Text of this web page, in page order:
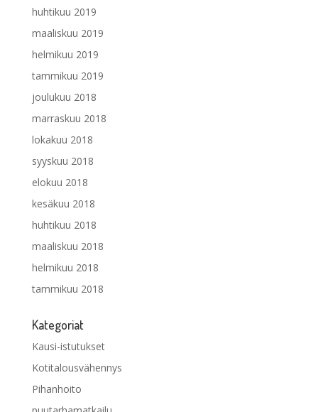
huhtikuu 2019
maaliskuu 2019
helmikuu 2019
tammikuu 2019
joulukuu 2018
marraskuu 2018
lokakuu 2018
syyskuu 2018
elokuu 2018
kesäkuu 2018
huhtikuu 2018
maaliskuu 2018
helmikuu 2018
tammikuu 2018
Kategoriat
Kausi-istutukset
Kotitalousvähennys
Pihanhoito